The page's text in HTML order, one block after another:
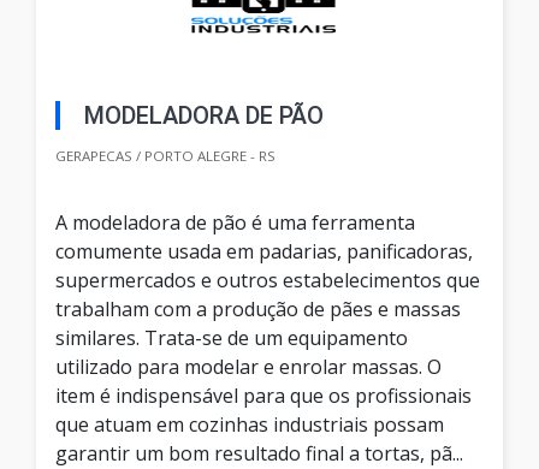
MODELADORA DE PÃO
GERAPECAS / PORTO ALEGRE - RS
A modeladora de pão é uma ferramenta
comumente usada em padarias, panificadoras,
supermercados e outros estabelecimentos que
trabalham com a produção de pães e massas
similares. Trata-se de um equipamento
utilizado para modelar e enrolar massas. O
item é indispensável para que os profissionais
que atuam em cozinhas industriais possam
garantir um bom resultado final a tortas, pã...